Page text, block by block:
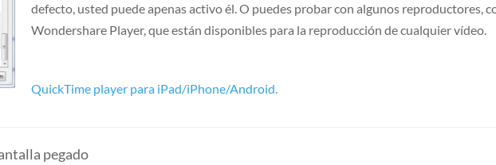
defecto, usted puede apenas activo él. O puedes probar con algunos reproductores,
Wondershare Player, que están disponibles para la reproducción de cualquier vídeo.
QuickTime player para iPad/iPhone/Android.
pegado